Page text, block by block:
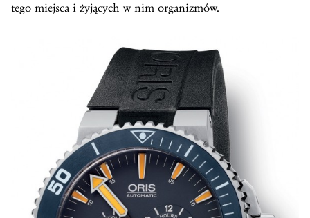
tego miejsca i żyjących w nim organizmów.